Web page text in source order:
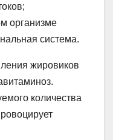
организме
система.
жировиков
количества